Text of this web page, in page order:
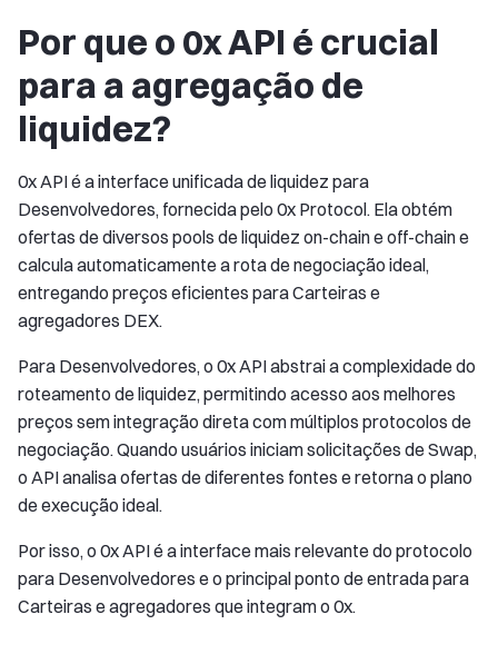
Por que o 0x API é crucial
para a agregação de
liquidez?
0x API é a interface unificada de liquidez para
Desenvolvedores, fornecida pelo 0x Protocol. Ela obtém
ofertas de diversos pools de liquidez on-chain e off-chain e
calcula automaticamente a rota de negociação ideal,
entregando preços eficientes para Carteiras e
agregadores DEX.
Para Desenvolvedores, o 0x API abstrai a complexidade do
roteamento de liquidez, permitindo acesso aos melhores
preços sem integração direta com múltiplos protocolos de
negociação. Quando usuários iniciam solicitações de Swap,
o API analisa ofertas de diferentes fontes e retorna o plano
de execução ideal.
Por isso, o 0x API é a interface mais relevante do protocolo
para Desenvolvedores e o principal ponto de entrada para
Carteiras e agregadores que integram o 0x.